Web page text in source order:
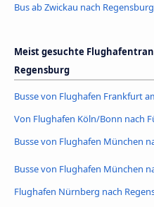
Bus ab Zwickau nach Regensburg
Meist gesuchte
Regensburg
Busse von Flughafen Frankfurt
Von Flughafen Köln/Bonn nach
Busse von Flughafen München
Busse von Flughafen München
Flughafen Nürnberg nach